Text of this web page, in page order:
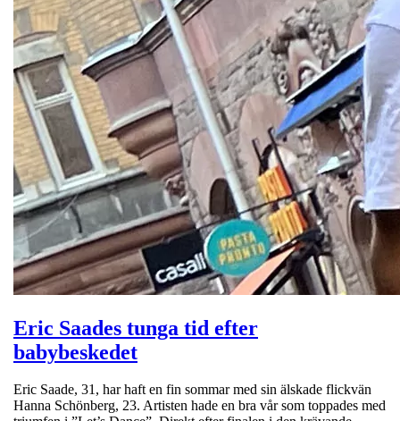
Eric Saades tunga tid efter
babybeskedet
Eric Saade, 31, har haft en fin sommar med sin älskade flickvän
Hanna Schönberg, 23. Artisten hade en bra vår som toppades med